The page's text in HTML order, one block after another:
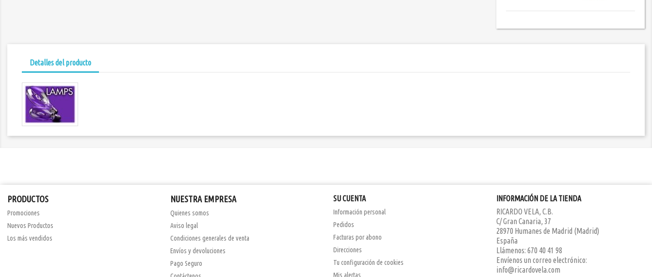
Detalles del producto
PRODUCTOS
Promociones
Nuevos Productos
Los más vendidos
NUESTRA EMPRESA
Quienes somos
Aviso legal
Condiciones generales de venta
Envíos y devoluciones
Pago Seguro
SU CUENTA
Información personal
Pedidos
Facturas por abono
Direcciones
Tu configuración de cookies
Mis alertas
INFORMACIÓN DE LA TIENDA
RICARDO VELA, C.B.
C/ Gran Canaria, 37
28970 Humanes de Madrid (Madrid)
España
Llámenos: 670 40 41 98
Envíenos un correo electrónico:
info@ricardovela.com